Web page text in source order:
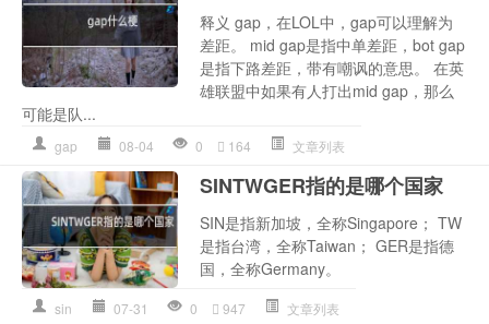
释义 gap，在LOL中，gap可以理解为
差距。 mid gap是指中单差距，bot gap
是指下路差距，带有嘲讽的意思。 在英
雄联盟中如果有人打出mid gap，那么
可能是队...
gap 08-04 0 164 文章列表
SINTWGER指的是哪个国家
SIN是指新加坡，全称Singapore； TW
是指台湾，全称Taiwan； GER是指德
国，全称Germany。
sin 07-31 0 947 文章列表